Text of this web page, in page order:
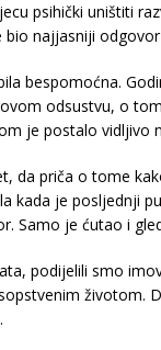
psihički uništiti
najjasniji odgovor
bespomoćna.
odsustvu, o
je postalo vidljivo
da priča o tome
kada je posljednji
Samo je ćutao i
podijelili smo
životom.